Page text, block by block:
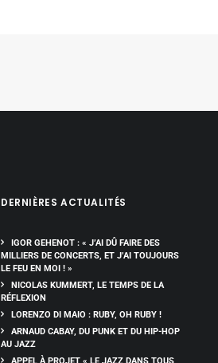
DERNIÈRES ACTUALITÉS
IGOR GEHENOT : « J’AI DÛ FAIRE DES
MILLIERS DE CONCERTS, ET J’AI TOUJOURS
LE FEU EN MOI ! »
NICOLAS KUMMERT, LE TEMPS DE LA
RÉFLEXION
LORENZO DI MAIO : RUBY, OH RUBY !
ARNAUD CABAY, DU PUNK ET DU HIP-HOP
AU JAZZ